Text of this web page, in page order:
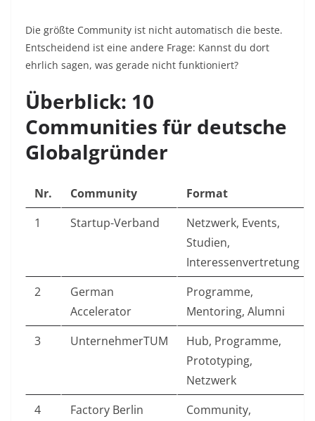
Die größte Community ist nicht automatisch die beste.
Entscheidend ist eine andere Frage: Kannst du dort
ehrlich sagen, was gerade nicht funktioniert?
Überblick: 10
Communities für deutsche
Globalgründer
Nr. Community
Format
1
Startup-Verband
Netzwerk, Events,
Studien,
Interessenvertretung
2
German
Accelerator
Programme,
Mentoring, Alumni
3
UnternehmerTUM
Hub, Programme,
Prototyping,
Netzwerk
4
Factory Berlin
Community,